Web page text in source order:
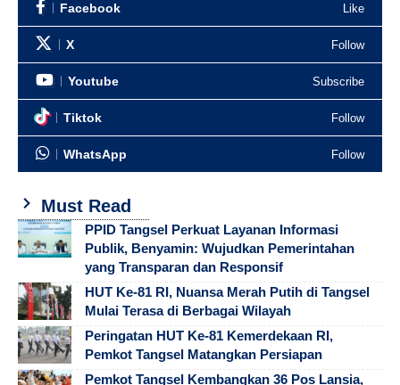
Facebook Like
X Follow
Youtube Subscribe
Tiktok Follow
WhatsApp Follow
Must Read
PPID Tangsel Perkuat Layanan Informasi
Publik, Benyamin: Wujudkan Pemerintahan
yang Transparan dan Responsif
HUT Ke-81 RI, Nuansa Merah Putih di Tangsel
Mulai Terasa di Berbagai Wilayah
Peringatan HUT Ke-81 Kemerdekaan RI,
Pemkot Tangsel Matangkan Persiapan
Pemkot Tangsel Kembangkan 36 Pos Lansia,